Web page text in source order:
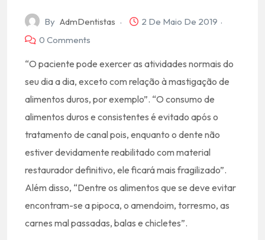
By AdmDentistas
2 De Maio De 2019
0 Comments
“O paciente pode exercer as atividades normais do
seu dia a dia, exceto com relação à mastigação de
alimentos duros, por exemplo”. “O consumo de
alimentos duros e consistentes é evitado após o
tratamento de canal pois, enquanto o dente não
estiver devidamente reabilitado com material
restaurador definitivo, ele ficará mais fragilizado”.
Além disso, “Dentre os alimentos que se deve evitar
encontram-se a pipoca, o amendoim, torresmo, as
carnes mal passadas, balas e chicletes”.